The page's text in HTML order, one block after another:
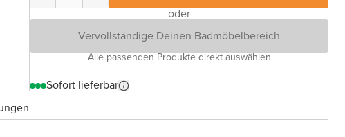
oder
Vervollständige Deinen Badmöbelbereich
Alle passenden Produkte direkt auswählen
Sofort lieferbar